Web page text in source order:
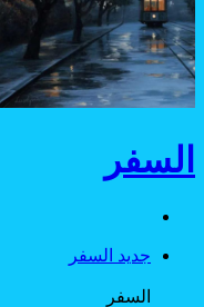
السفر
جديد السفر
السفر